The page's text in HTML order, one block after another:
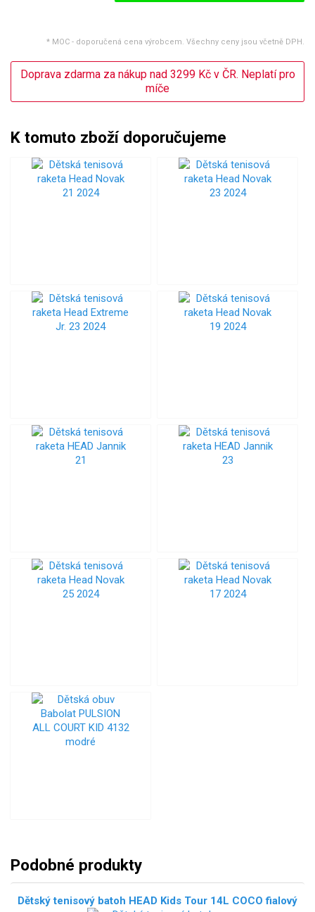
* MOC - doporučená cena výrobcem. Všechny ceny jsou včetně DPH.
Doprava zdarma za nákup nad 3299 Kč v ČR. Neplatí pro
míče
K tomuto zboží doporučujeme
Podobné produkty
Dětský tenisový batoh HEAD Kids Tour 14L COCO fialový